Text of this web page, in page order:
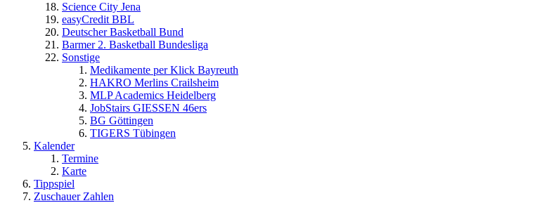
Science City Jena
easyCredit BBL
Deutscher Basketball Bund
Barmer 2. Basketball Bundesliga
Sonstige
Medikamente per Klick Bayreuth
HAKRO Merlins Crailsheim
MLP Academics Heidelberg
JobStairs GIESSEN 46ers
BG Göttingen
TIGERS Tübingen
Kalender
Termine
Karte
Tippspiel
Zuschauer Zahlen